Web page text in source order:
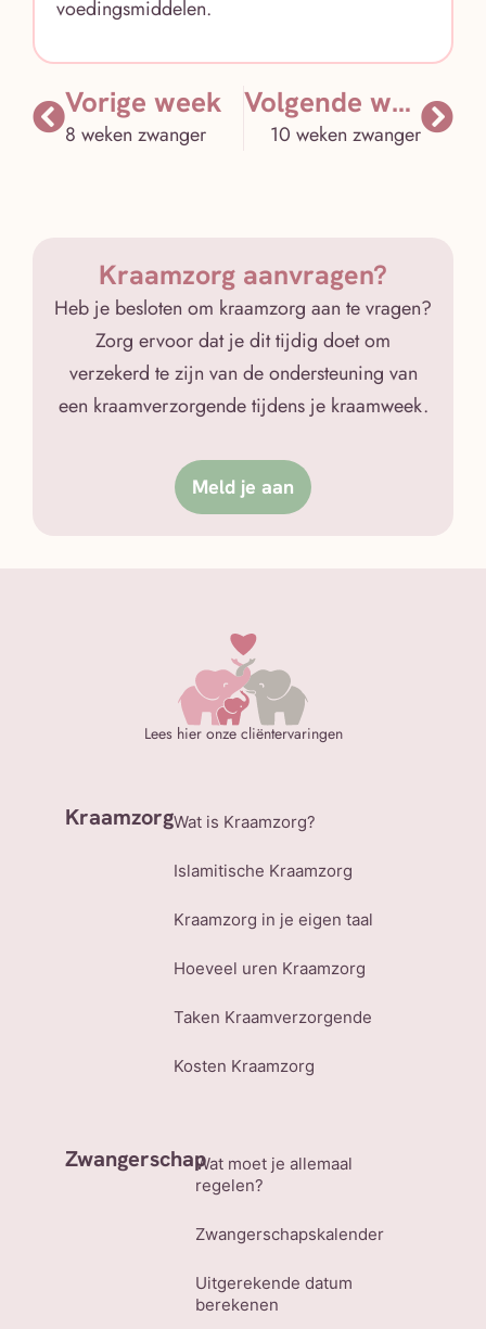
voedingsmiddelen.
Vorige week
8 weken zwanger
Volgende week
10 weken zwanger
Kraamzorg aanvragen?
Heb je besloten om kraamzorg aan te vragen?
Zorg ervoor dat je dit tijdig doet om
verzekerd te zijn van de ondersteuning van
een kraamverzorgende tijdens je kraamweek.
Meld je aan
Lees hier onze cliëntervaringen
KraamzorgWat is Kraamzorg?
Islamitische Kraamzorg
Kraamzorg in je eigen taal
Hoeveel uren Kraamzorg
Taken Kraamverzorgende
Kosten Kraamzorg
ZwangerschapWat moet je allemaal
regelen?
Zwangerschapskalender
Uitgerekende datum
berekenen